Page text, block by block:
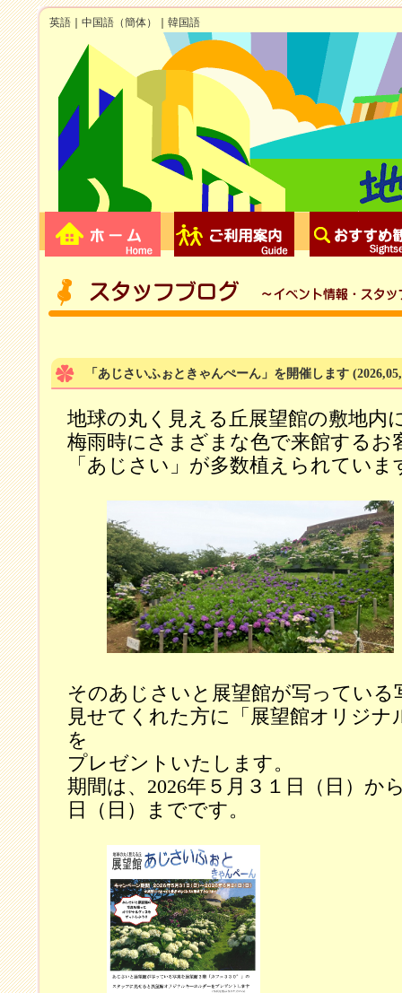
英語 中国語（簡体） 韓国語
「あじさいふぉときゃんぺーん」を開催します
地球の丸く見える丘展望館の敷地内
梅雨時にさまざまな色で来館するお
「あじさい」が多数植えられていま
そのあじさいと展望館が写っている
見せてくれた方に「展望館オリジナ
を
プレゼントいたします。
期間は、2026年５月３１日（日）か
日（日）までです。